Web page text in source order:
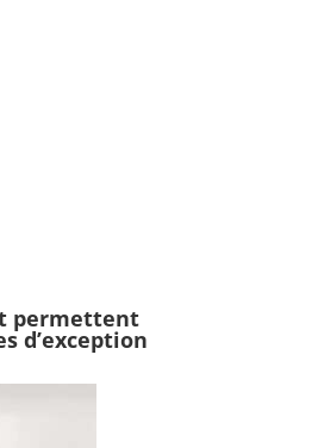
permettent
d’exception